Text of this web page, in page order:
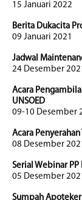
15 Januari 2022
Berita Dukacita
09 Januari 2021
Jadwal
24 Desember
Acara
UNSOED
09-10 Desember
Acara
08 Desember
Serial Webinar
05 Desember
Sumpah Apoteker